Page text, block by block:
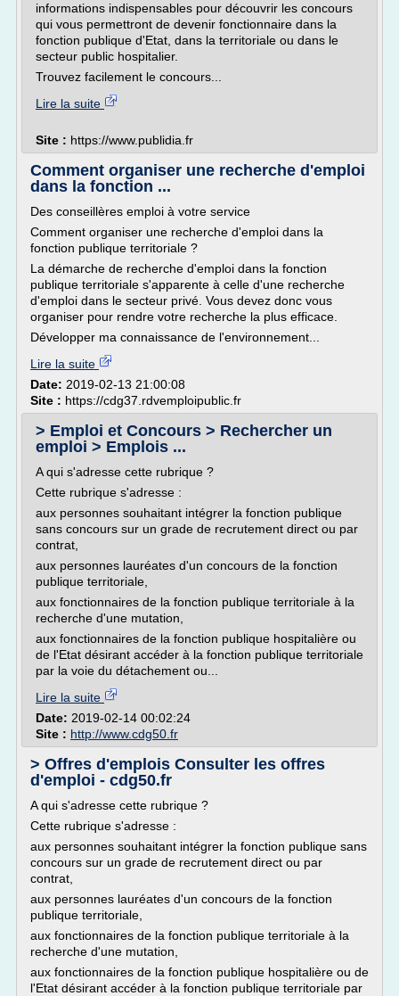
informations indispensables pour découvrir les concours
qui vous permettront de devenir fonctionnaire dans la
fonction publique d'Etat, dans la territoriale ou dans le
secteur public hospitalier.
Trouvez facilement le concours...
Lire la suite
Site : https://www.publidia.fr
Comment organiser une recherche d'emploi
dans la fonction ...
Des conseillères emploi à votre service
Comment organiser une recherche d'emploi dans la
fonction publique territoriale ?
La démarche de recherche d'emploi dans la fonction
publique territoriale s'apparente à celle d'une recherche
d'emploi dans le secteur privé. Vous devez donc vous
organiser pour rendre votre recherche la plus efficace.
Développer ma connaissance de l'environnement...
Lire la suite
Date: 2019-02-13 21:00:08
Site : https://cdg37.rdvemploipublic.fr
> Emploi et Concours > Rechercher un
emploi > Emplois ...
A qui s'adresse cette rubrique ?
Cette rubrique s'adresse :
aux personnes souhaitant intégrer la fonction publique
sans concours sur un grade de recrutement direct ou par
contrat,
aux personnes lauréates d'un concours de la fonction
publique territoriale,
aux fonctionnaires de la fonction publique territoriale à la
recherche d'une mutation,
aux fonctionnaires de la fonction publique hospitalière ou
de l'Etat désirant accéder à la fonction publique territoriale
par la voie du détachement ou...
Lire la suite
Date: 2019-02-14 00:02:24
Site : http://www.cdg50.fr
> Offres d'emplois Consulter les offres
d'emploi - cdg50.fr
A qui s'adresse cette rubrique ?
Cette rubrique s'adresse :
aux personnes souhaitant intégrer la fonction publique sans
concours sur un grade de recrutement direct ou par
contrat,
aux personnes lauréates d'un concours de la fonction
publique territoriale,
aux fonctionnaires de la fonction publique territoriale à la
recherche d'une mutation,
aux fonctionnaires de la fonction publique hospitalière ou de
l'Etat désirant accéder à la fonction publique territoriale par